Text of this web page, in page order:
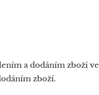
a dodáním zboží ve
zboží.